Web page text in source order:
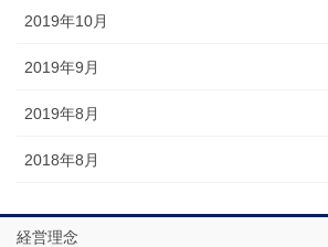
2019年10月
2019年9月
2019年8月
2018年8月
経営理念